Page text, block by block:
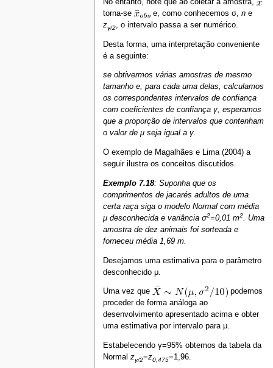
No entanto, note que ao coletar a amostra,
torna-se
e, como conhecemos σ, ne
zγ/2, o intervalo passa a ser numérico.
Desta forma, uma interpretação conveniente
é a seguinte:
se obtivermos várias amostras de mesmo
tamanho e, para cada uma delas, calculamos
os correspondentes intervalos de confiança
com coeficientes de confiança γ, esperamos
que a proporção de intervalos que contenham
o valor de μ seja igual a γ.
O exemplo de Magalhães e Lima (2004) a
seguir ilustra os conceitos discutidos.
Exemplo 7.18: Suponha que os
comprimentos de jacarés adultos de uma
certa raça siga o modelo Normal com média
μ desconhecida e variância σ2=0,01 m2. Uma
amostra de dez animais foi sorteada e
forneceu média 1,69 m.
Desejamos uma estimativa para o parâmetro
desconhecido μ.
Uma vez que
podemos
proceder de forma análoga ao
desenvolvimento apresentado acima e obter
uma estimativa por intervalo para μ.
Estabelecendo γ=95% obtemos da tabela da
Normal zγ/2=z0,475=1,96.